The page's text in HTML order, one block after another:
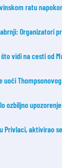
ratu
Organizatori
vidi na cesti od
uoči
ozbiljno
u Privlaci, aktivirao